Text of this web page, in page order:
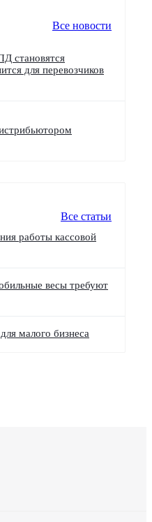
Все новости
становятся
для перевозчиков
Все статьи
работы кассовой
весы требуют
малого бизнеса